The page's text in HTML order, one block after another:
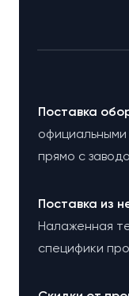
Поставка
прямо с
Поставка из
Налаженная
специфики